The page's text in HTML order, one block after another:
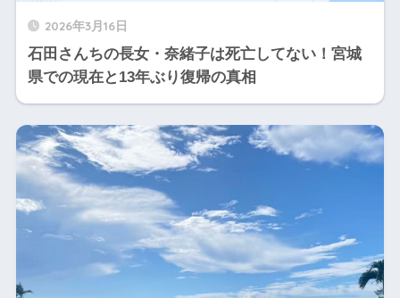
2026年3月16日
石田さんちの長女・奈緒子は死亡してない！宮城
県での現在と13年ぶり復帰の真相